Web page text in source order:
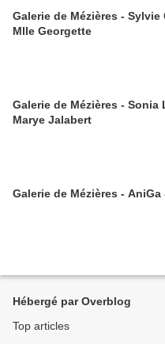
Galerie de Mézières - Sylvie
Mlle Georgette
Galerie de Mézières - Sonia
Marye Jalabert
Galerie de Mézières - AniGa
Hébergé par Overblog
Top articles